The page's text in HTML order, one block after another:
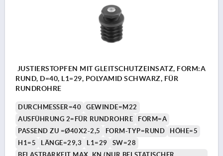
JUSTIERSTOPFEN MIT GLEITSCHUTZEINSATZ, FORM:A
RUND, D=40, L1=29, POLYAMID SCHWARZ, FÜR
RUNDROHRE
DURCHMESSER=40
GEWINDE=M22
AUSFÜHRUNG 2=FÜR RUNDROHRE
FORM=A
PASSEND ZU =Ø40X2-2,5
FORM-TYP=RUND
HÖHE=5
H1=5
LÄNGE=29,3 L1=29
SW=28